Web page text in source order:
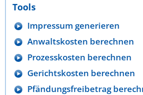
Tools
Impressum generieren
Anwaltskosten berechnen
Prozesskosten berechnen
Gerichtskosten berechnen
Pfändungsfreibetrag